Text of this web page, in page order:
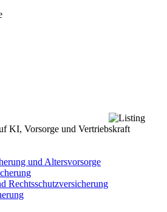
KI, Vorsorge und Vertriebskraft
und Altersvorsorge
Rechtsschutzversicherung